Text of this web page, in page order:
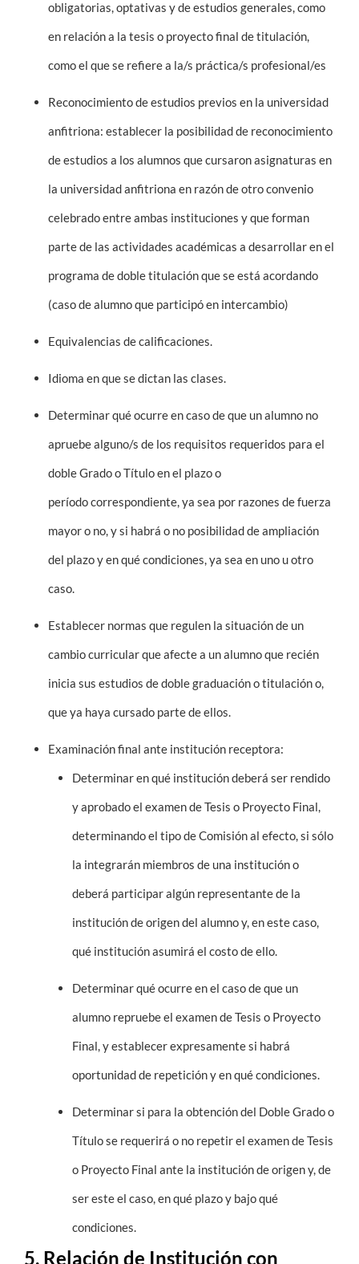
obligatorias, optativas y de estudios generales, como
en relación a la tesis o proyecto final de titulación,
como el que se refiere a la/s práctica/s profesional/es
Reconocimiento de estudios previos en la universidad
anfitriona: establecer la posibilidad de reconocimiento
de estudios a los alumnos que cursaron asignaturas en
la universidad anfitriona en razón de otro convenio
celebrado entre ambas instituciones y que forman
parte de las actividades académicas a desarrollar en el
programa de doble titulación que se está acordando
(caso de alumno que participó en intercambio)
Equivalencias de calificaciones.
Idioma en que se dictan las clases.
Determinar qué ocurre en caso de que un alumno no
apruebe alguno/s de los requisitos requeridos para el
doble Grado o Título en el plazo o
período correspondiente, ya sea por razones de fuerza
mayor o no, y si habrá o no posibilidad de ampliación
del plazo y en qué condiciones, ya sea en uno u otro
caso.
Establecer normas que regulen la situación de un
cambio curricular que afecte a un alumno que recién
inicia sus estudios de doble graduación o titulación o,
que ya haya cursado parte de ellos.
Examinación final ante institución receptora:
Determinar en qué institución deberá ser rendido
y aprobado el examen de Tesis o Proyecto Final,
determinando el tipo de Comisión al efecto, si sólo
la integrarán miembros de una institución o
deberá participar algún representante de la
institución de origen del alumno y, en este caso,
qué institución asumirá el costo de ello.
Determinar qué ocurre en el caso de que un
alumno repruebe el examen de Tesis o Proyecto
Final, y establecer expresamente si habrá
oportunidad de repetición y en qué condiciones.
Determinar si para la obtención del Doble Grado o
Título se requerirá o no repetir el examen de Tesis
o Proyecto Final ante la institución de origen y, de
ser este el caso, en qué plazo y bajo qué
condiciones.
5. Relación de Institución con